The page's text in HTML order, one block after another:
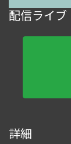
配信ライブ
詳細